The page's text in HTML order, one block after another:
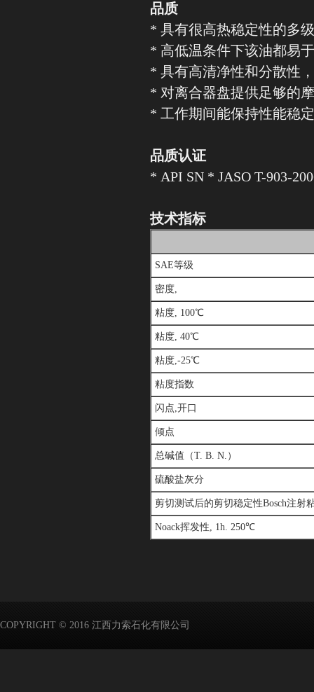
品质
* 具有很高热稳定性的多
* 高低温条件下该油都易
* 具有高清净性和分散性
* 对离合器盘提供足够的
* 工作期间能保持性能稳
品质认证
* API SN * JASO T-903-
技术指标
SAE等级
密度,
粘度, 100℃
粘度, 40℃
粘度,-25℃
粘度指数
闪点,开口
倾点
总碱值（T. B. N.）
硫酸盐灰分
剪切测试后的剪切稳定性Bosch注射
Noack挥发性, 1h. 250℃
COPYRIGHT © 2016 江西力索石化有限公司